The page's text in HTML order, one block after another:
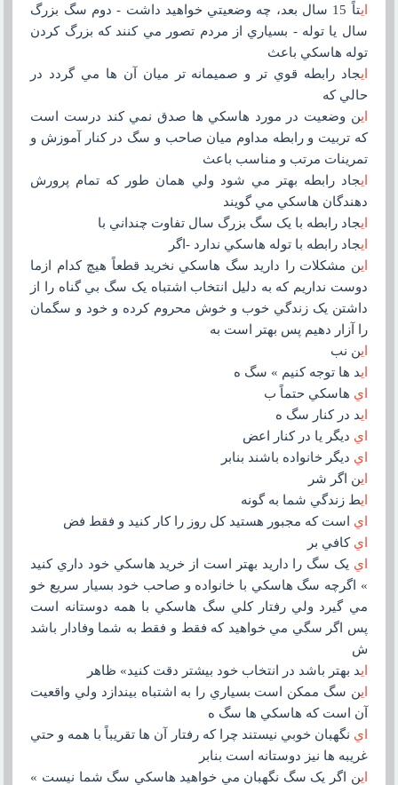
اي
تاً 15 سال بعد، چه وضعيتي خواهيد داشت - دوم سگ بزرگ
سال يا توله - بسياري از مردم تصور مي کنند که بزرگ کردن
توله هاسکي باعث
ايجاد رابطه قوي تر و صميمانه تر ميان آن ها مي گردد در
حالي که
اين وضعيت در مورد هاسکي ها صدق نمي کند درست است
که تربيت و رابطه مداوم ميان صاحب و سگ در کنار آموزش و
تمرينات مرتب و مناسب باعث
ايجاد رابطه بهتر مي شود ولي همان طور که تمام پرورش
دهندگان هاسکي مي گويند
ايجاد رابطه با يک سگ بزرگ سال تفاوت چنداني با
ايجاد رابطه با توله هاسکي ندارد -اگر
اين مشکلات را داريد سگ هاسکي نخريد قطعاً هيچ کدام ازما
دوست نداريم که به دليل انتخاب اشتباه يک سگ بي گناه را از
داشتن يک زندگي خوب و خوش محروم کرده و خود و سگمان
را آزار دهيم پس بهتر است به
اين نب
ايد ها توجه کنيم » سگ ه
اي هاسکي حتماً ب
ايد در کنار سگ ه
اي ديگر يا در کنار اعض
اي ديگر خانواده باشند بنابر
اين اگر شر
ايط زندگي شما به گونه
اي است که مجبور هستيد کل روز را کار کنيد و فقط فض
اي کافي بر
اي يک سگ را داريد بهتر است از خريد هاسکي خود داري کنيد
» اگرچه سگ هاسکي با خانواده و صاحب خود بسيار سريع خو
مي گيرد ولي رفتار کلي سگ هاسکي با همه دوستانه است
پس اگر سگي مي خواهيد که فقط و فقط به شما وفادار باشد
ش
ايد بهتر باشد در انتخاب خود بيشتر دقت کنيد» ظاهر
اين سگ ممکن است بسياري را به اشتباه بيندازد ولي واقعيت
آن است که هاسکي ها سگ ه
اي نگهبان خوبي نيستند چرا که رفتار آن ها تقريباً با همه و حتي
غريبه ها نيز دوستانه است بنابر
اين اگر يک سگ نگهبان مي خواهيد هاسکي سگ شما نيست »